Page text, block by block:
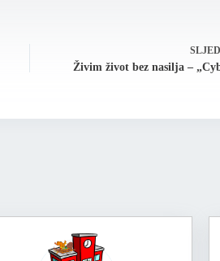
Živim život bez nasilja –